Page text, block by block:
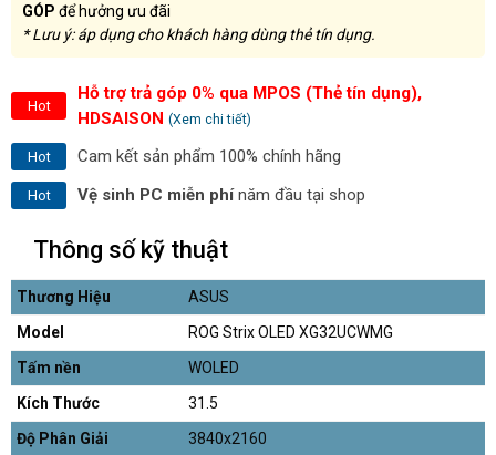
GÓP để hưởng ưu đãi
* Lưu ý: áp dụng cho khách hàng dùng thẻ tín dụng.
Hot
Hỗ trợ trả góp 0% qua MPOS (Thẻ tín dụng),
HDSAISON (Xem chi tiết)
Hot Cam kết sản phẩm 100% chính hãng
Hot Vệ sinh PC miễn phínăm đầu tại shop
Thông số kỹ thuật
Thương Hiệu
ASUS
Model
ROG Strix OLED XG32UCWMG
Tấm nền
WOLED
Kích Thước
31.5
Độ Phân Giải
3840x2160